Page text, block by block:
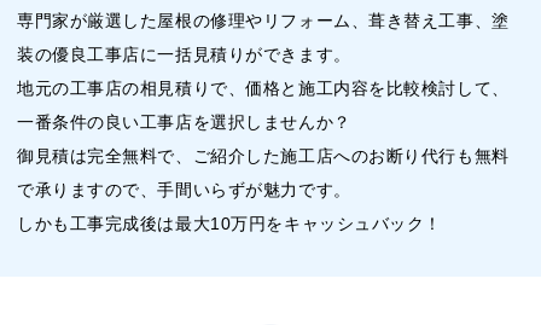
専門家が厳選した屋根の修理やリフォーム、葺き替え工事、塗
装の優良工事店に一括見積りができます。
地元の工事店の相見積りで、価格と施工内容を比較検討して、
一番条件の良い工事店を選択しませんか？
御見積は完全無料で、ご紹介した施工店へのお断り代行も無料
で承りますので、手間いらずが魅力です。
しかも工事完成後は最大10万円をキャッシュバック！